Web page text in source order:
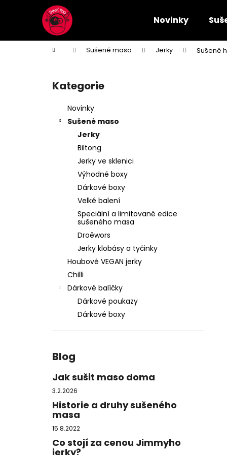
Novinky
Domů Sušené maso Jerky Sušené
Přeskočit
kategorie
Kategorie
Novinky
Sušené maso
Jerky
Biltong
Jerky ve sklenici
Výhodné boxy
Dárkové boxy
Velké balení
Speciální a limitované edice
sušeného masa
Droëwors
Jerky klobásy a tyčinky
Houbové VEGAN jerky
Chilli
Dárkové balíčky
Dárkové poukazy
Dárkové boxy
Blog
Jak sušit maso doma
3.2.2026
Historie a druhy sušeného
masa
15.8.2022
Co stojí za cenou Jimmyho
jerky?
í
Zpět
do
Zpět
do
MEGA ZÁSOBA SUŠENÉHO MASA, 1 KG
DOPRAVA ZDARMA
2 950 Kč
Původně:3 300 Kč